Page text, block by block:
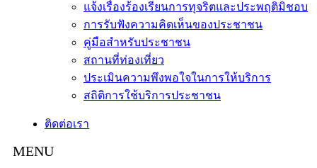
แจ้งเรื่องร้องเรียนการทุจริตและประพฤติมิชอบ
การรับฟังความคิดเห็นของประชาชน
คู่มือสำหรับประชาชน
สถานที่ท่องเที่ยว
ประเมินความพึงพอใจในการให้บริการ
สถิติการใช้บริการประชาชน
ติดต่อเรา